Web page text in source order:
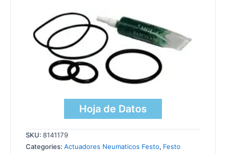
Hoja de Datos
SKU: 8141179
Categories: Actuadores Neumaticos Festo, Festo